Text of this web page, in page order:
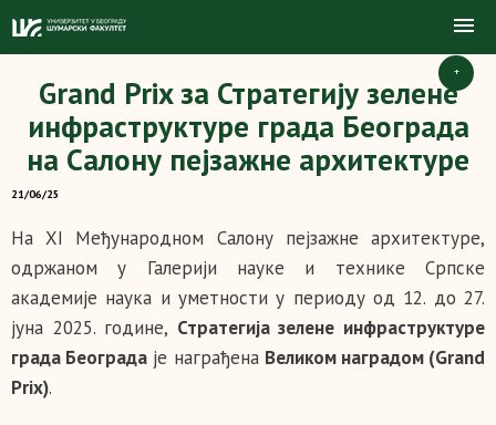
+
Grand Prix за Стратегију зелене
инфраструктуре града Београда
на Салону пејзажне архитектуре
21/06/25
На XI Међународном Салону пејзажне архитектуре,
одржаном у Галерији науке и технике Српске
академије наука и уметности у периоду од 12. до 27.
јуна 2025. године, Стратегија зелене инфраструктуре
града Београда је награђена Великом наградом (Grand
Prix).